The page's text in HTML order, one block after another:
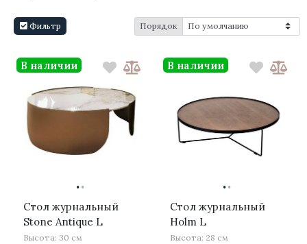
Фильтр Порядок
··
Стол журнальный
Stone Antique L
Высота: 30 см
В наличии
··
Стол журнальный
Holm L
Высота: 28 см
В наличии